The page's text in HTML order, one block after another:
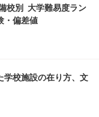
校別 大学難易度ラン
・偏差値
学校施設の在り方、文